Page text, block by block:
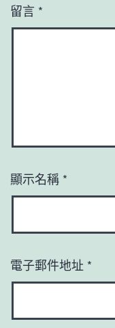
留言 *
顯示名稱 *
電子郵件地址 *